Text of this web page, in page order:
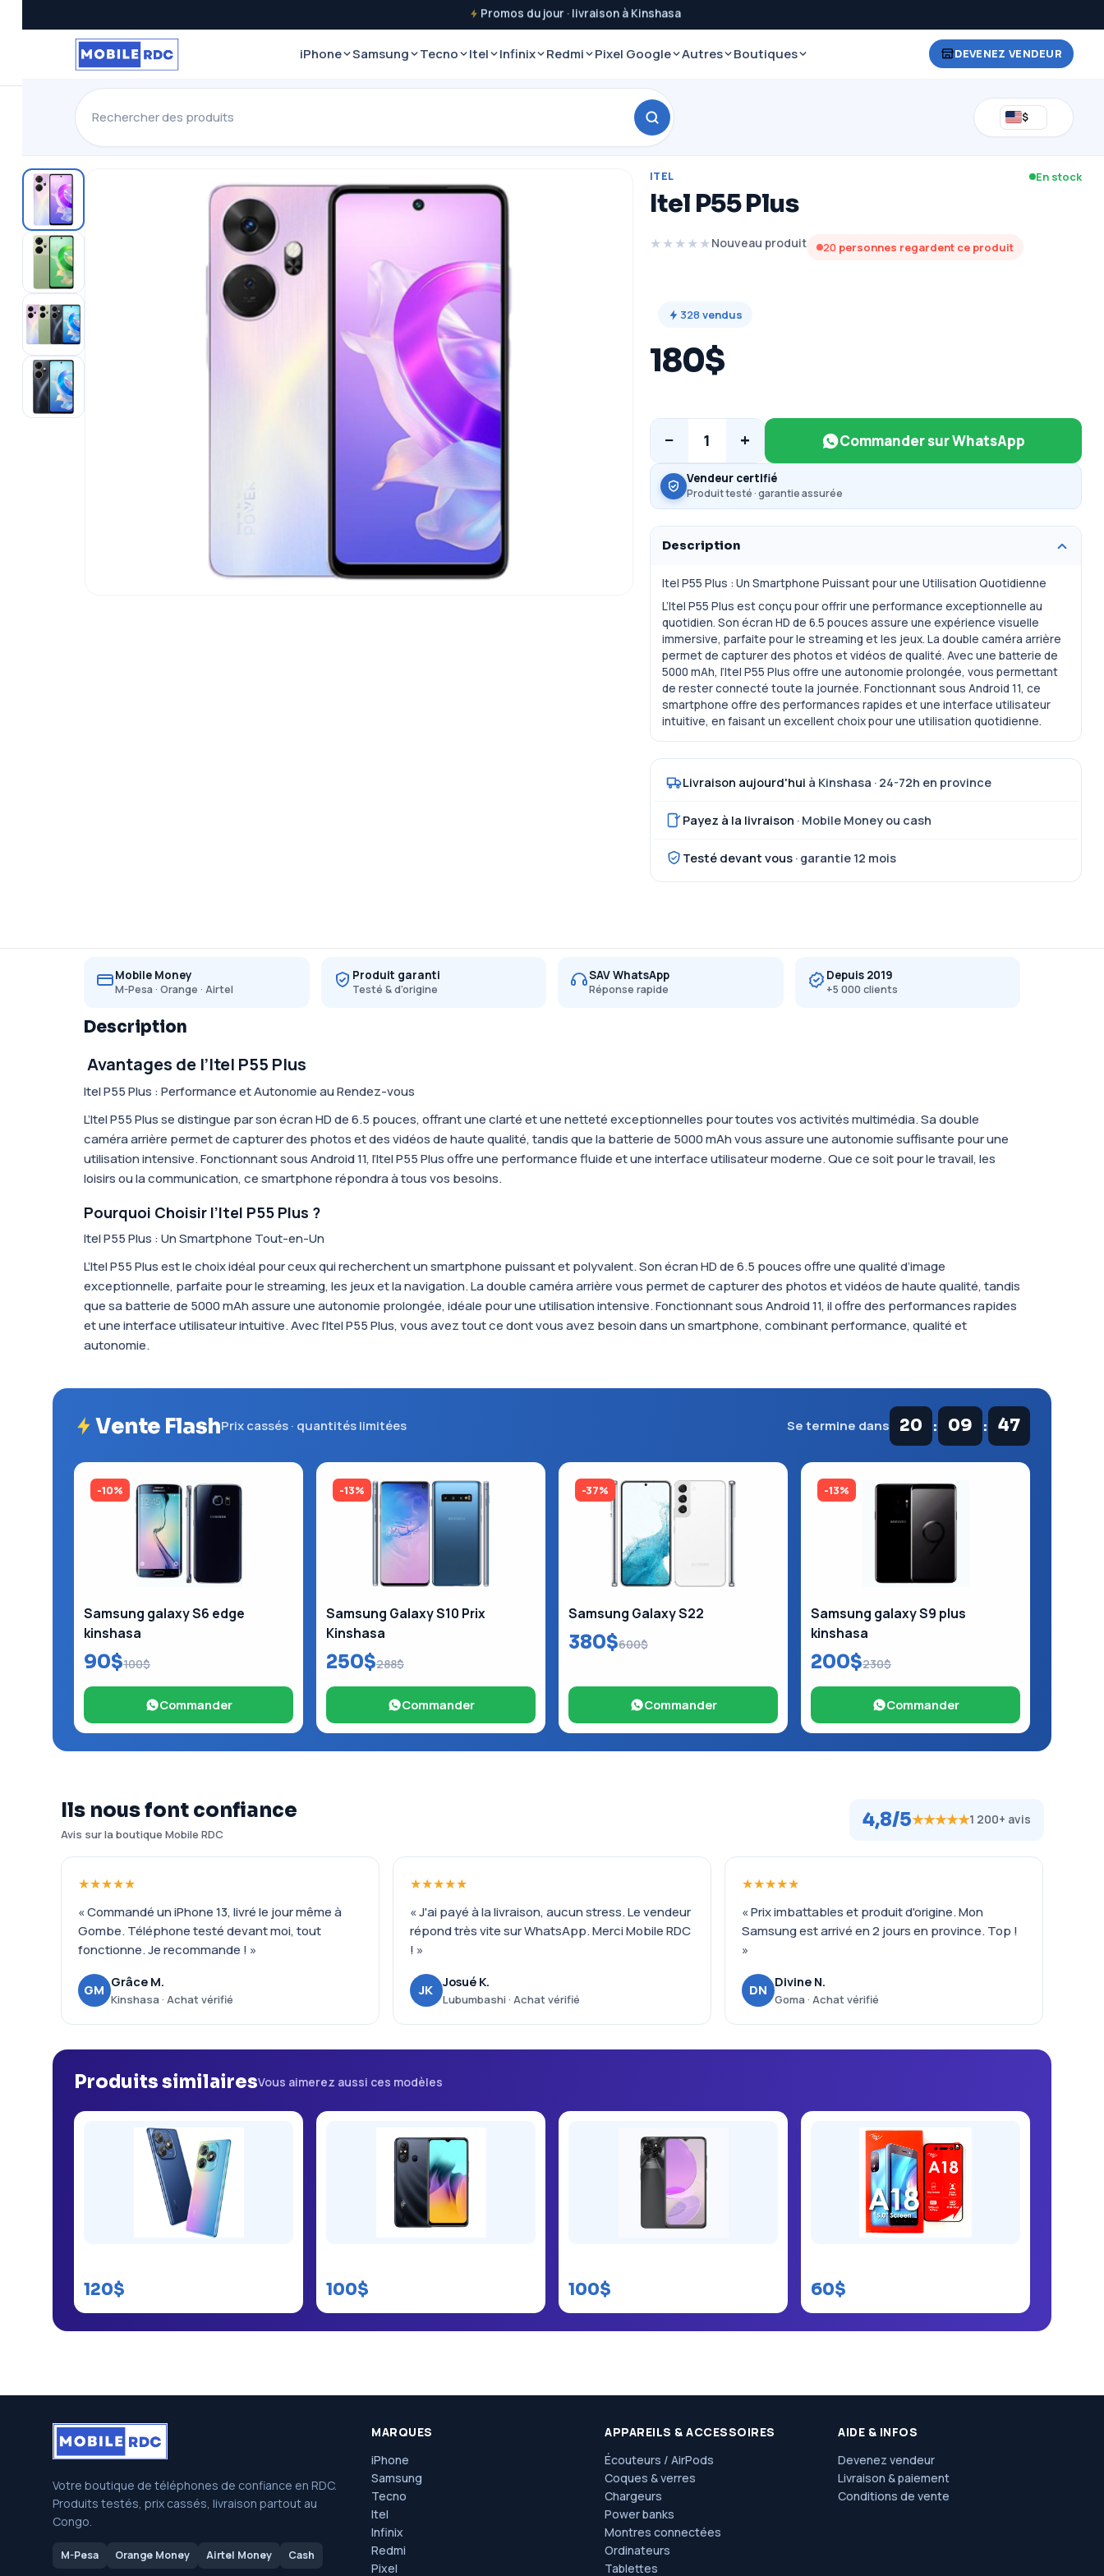
Promos du jour · livraison à Kinshasa
iPhone Samsung Tecno Itel Infinix Redmi Pixel Google Autres Boutiques DEVENEZ VENDEUR
$
ITEL En stock
Itel P55 Plus
★★★★★Nouveau produit 19personnes regardent ce produit
328 vendus
180$
− 1 + Commander sur WhatsApp
Vendeur certifié
Produit testé · garantie assurée
Description
Itel P55 Plus : Un Smartphone Puissant pour une Utilisation Quotidienne
L’Itel P55 Plus est conçu pour offrir une performance exceptionnelle au
quotidien. Son écran HD de 6.5 pouces assure une expérience visuelle
immersive, parfaite pour le streaming et les jeux. La double caméra arrière
permet de capturer des photos et vidéos de qualité. Avec une batterie de
5000 mAh, l’Itel P55 Plus offre une autonomie prolongée, vous permettant
de rester connecté toute la journée. Fonctionnant sous Android 11, ce
smartphone offre des performances rapides et une interface utilisateur
intuitive, en faisant un excellent choix pour une utilisation quotidienne.
Livraison aujourd'hui à Kinshasa · 24-72h en province
Payez à la livraison · Mobile Money ou cash
Testé devant vous· garantie 12 mois
Mobile Money
M-Pesa · Orange · Airtel
Produit garanti
Testé & d'origine
SAV WhatsApp
Réponse rapide
Depuis 2019
+5 000 clients
Description
Avantages de l’Itel P55 Plus
Itel P55 Plus : Performance et Autonomie au Rendez-vous
L’Itel P55 Plus se distingue par son écran HD de 6.5 pouces, offrant une clarté et une netteté exceptionnelles pour toutes vos activités multimédia. Sa double
caméra arrière permet de capturer des photos et des vidéos de haute qualité, tandis que la batterie de 5000 mAh vous assure une autonomie suffisante pour une
utilisation intensive. Fonctionnant sous Android 11, l’Itel P55 Plus offre une performance fluide et une interface utilisateur moderne. Que ce soit pour le travail, les
loisirs ou la communication, ce smartphone répondra à tous vos besoins.
Pourquoi Choisir l’Itel P55 Plus ?
Itel P55 Plus : Un Smartphone Tout-en-Un
L’Itel P55 Plus est le choix idéal pour ceux qui recherchent un smartphone puissant et polyvalent. Son écran HD de 6.5 pouces offre une qualité d’image
exceptionnelle, parfaite pour le streaming, les jeux et la navigation. La double caméra arrière vous permet de capturer des photos et vidéos de haute qualité, tandis
que sa batterie de 5000 mAh assure une autonomie prolongée, idéale pour une utilisation intensive. Fonctionnant sous Android 11, il offre des performances rapides
et une interface utilisateur intuitive. Avec l’Itel P55 Plus, vous avez tout ce dont vous avez besoin dans un smartphone, combinant performance, qualité et
autonomie.
Vente FlashPrix cassés · quantités limitées Se termine dans 20 : 09 : 46
-10%
Samsung galaxy S6 edge
kinshasa
90$100$
Commander
-13%
Samsung Galaxy S10 Prix
Kinshasa
250$288$
Commander
-37%
Samsung Galaxy S22
380$600$
Commander
-13%
Samsung galaxy S9 plus
kinshasa
200$230$
Commander
Ils nous font confiance
Avis sur la boutique Mobile RDC
4,8/5★★★★★1 200+ avis
★★★★★
« Commandé un iPhone 13, livré le jour même à
Gombe. Téléphone testé devant moi, tout
fonctionne. Je recommande ! »
GM Grâce M.
Kinshasa · Achat vérifié
★★★★★
« J'ai payé à la livraison, aucun stress. Le vendeur
répond très vite sur WhatsApp. Merci Mobile RDC
! »
JK Josué K.
Lubumbashi · Achat vérifié
★★★★★
« Prix imbattables et produit d'origine. Mon
Samsung est arrivé en 2 jours en province. Top !
»
DN Divine N.
Goma · Achat vérifié
Produits similairesVous aimerez aussi ces modèles
120$ 100$ 100$ 60$
Votre boutique de téléphones de confiance en RDC.
Produits testés, prix cassés, livraison partout au
Congo.
M-Pesa Orange Money Airtel Money Cash
MARQUES
iPhone
Samsung
Tecno
Itel
Infinix
Redmi
Pixel
APPAREILS & ACCESSOIRES
Écouteurs / AirPods
Coques & verres
Chargeurs
Power banks
Montres connectées
Ordinateurs
Tablettes
AIDE & INFOS
Devenez vendeur
Livraison & paiement
Conditions de vente